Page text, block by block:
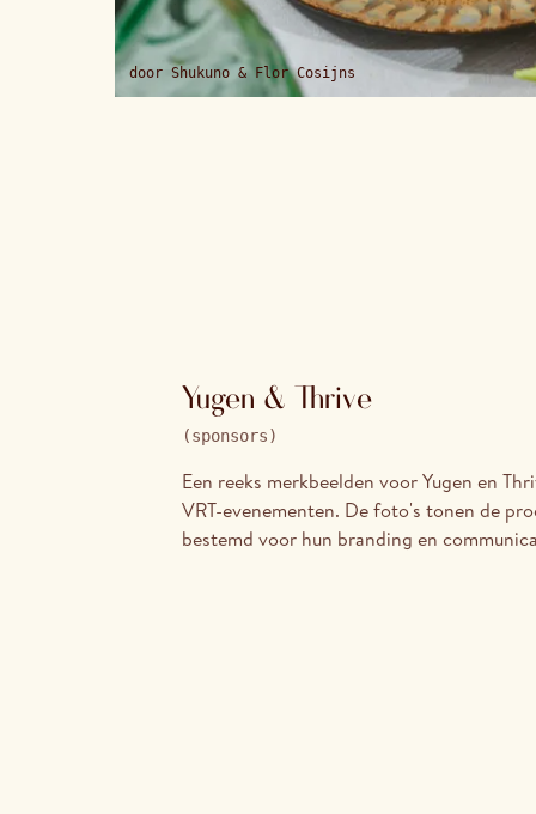
door Shukuno & Flor Cosijns
Yugen & Thrive
(sponsors)
Een reeks merkbeelden voor Yugen en
VRT-evenementen. De foto's tonen de
bestemd voor hun branding en